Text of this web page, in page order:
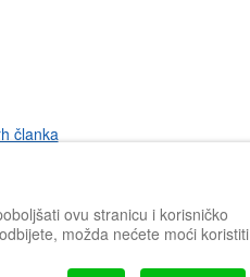
članka
ovu stranicu i korisničko
možda nećete moći koristiti